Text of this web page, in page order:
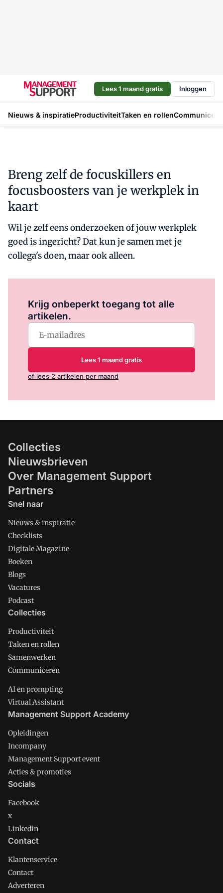
Lees 1 maand gratis Inloggen
Nieuws & inspiratieProductiviteitTaken en rollen
Breng zelf de focuskillers en
focusboosters van je werkplek in
kaart
Wil je zelf eens onderzoeken of jouw werkplek
goed is ingericht? Dat kun je samen met je
collega's doen, maar ook alleen.
Krijg onbeperkt toegang tot alle
artikelen.
Lees 1 maand gratis
of lees 2 artikelen per maand
Collecties
Nieuwsbrieven
Over Management Support
Partners
Snel naar
Nieuws & inspiratie
Checklists
Digitale Magazine
Boeken
Blogs
Vacatures
Podcast
Collecties
Productiviteit
Taken en rollen
Samenwerken
Communiceren
AI en prompting
Virtual Assistant
Management Support Academy
Opleidingen
Incompany
Management Support event
Acties & promoties
Socials
Facebook
x
Linkedin
Contact
Klantenservice
Contact
Adverteren